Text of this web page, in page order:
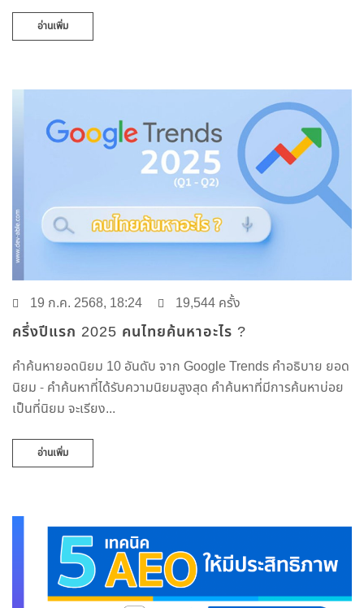
อ่านเพิ่ม
19 ก.ค. 2568, 18:24 19,544 ครั้ง
ครึ่งปีแรก 2025 คนไทยค้นหาอะไร ?
คำค้นหายอดนิยม 10 อันดับ จาก Google Trends คำอธิบาย ยอด
นิยม - คำค้นหาที่ได้รับความนิยมสูงสุด คำค้นหาที่มีการค้นหาบ่อย
เป็นที่นิยม จะเรียง...
อ่านเพิ่ม